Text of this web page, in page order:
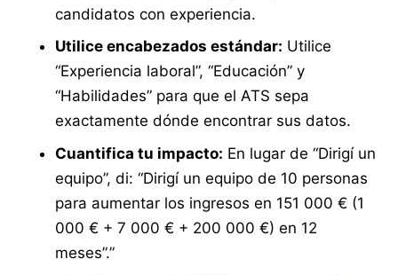
candidatos con experiencia.
Utilice encabezados estándar: Utilice
“Experiencia laboral”, “Educación” y
“Habilidades” para que el ATS sepa
exactamente dónde encontrar sus datos.
Cuantifica tu impacto: En lugar de “Dirigí un
equipo”, di: “Dirigí un equipo de 10 personas
para aumentar los ingresos en 151 000 € (1
000 € + 7 000 € + 200 000 €) en 12
meses”.”